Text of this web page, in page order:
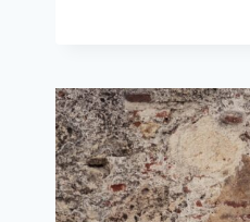
RESISTIR
EN
UNA
MUJER
CÁNCER